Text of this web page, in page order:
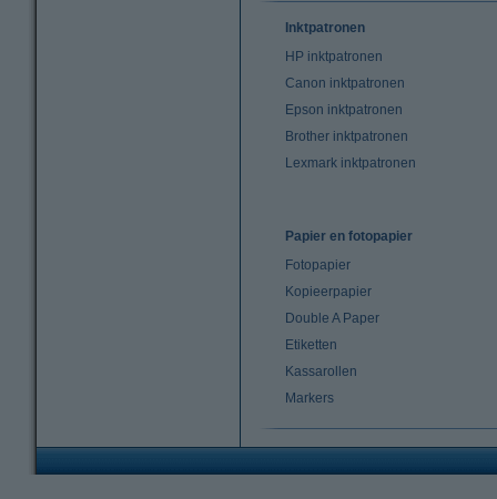
Inktpatronen
HP inktpatronen
Canon inktpatronen
Epson inktpatronen
Brother inktpatronen
Lexmark inktpatronen
Papier en fotopapier
Fotopapier
Kopieerpapier
Double A Paper
Etiketten
Kassarollen
Markers